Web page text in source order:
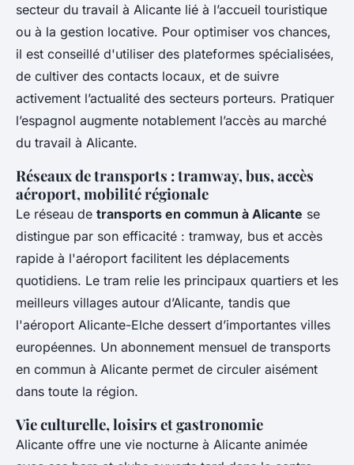
secteur du travail à Alicante lié à l’accueil touristique
ou à la gestion locative. Pour optimiser vos chances,
il est conseillé d'utiliser des plateformes spécialisées,
de cultiver des contacts locaux, et de suivre
activement l’actualité des secteurs porteurs. Pratiquer
l’espagnol augmente notablement l’accès au marché
du travail à Alicante.
Réseaux de transports : tramway, bus, accès
aéroport, mobilité régionale
Le réseau de transports en commun à Alicante se
distingue par son efficacité : tramway, bus et accès
rapide à l'aéroport facilitent les déplacements
quotidiens. Le tram relie les principaux quartiers et les
meilleurs villages autour d’Alicante, tandis que
l'aéroport Alicante-Elche dessert d’importantes villes
européennes. Un abonnement mensuel de transports
en commun à Alicante permet de circuler aisément
dans toute la région.
Vie culturelle, loisirs et gastronomie
Alicante offre une vie nocturne à Alicante animée